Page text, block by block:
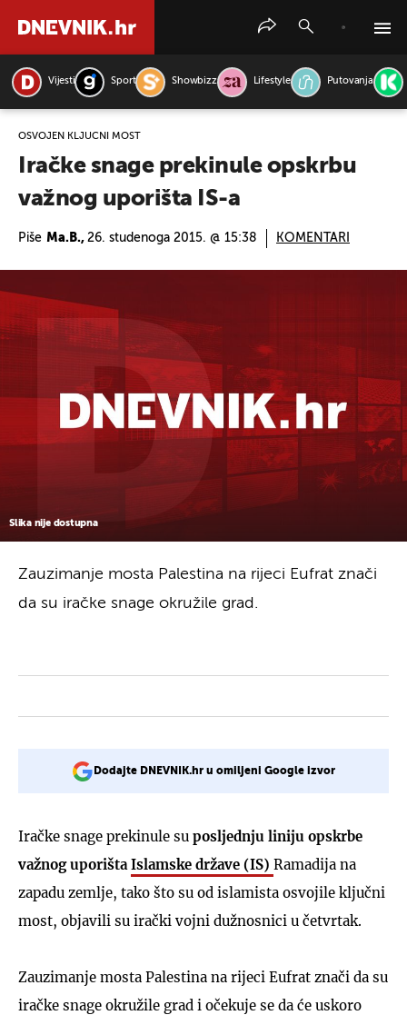
Vijesti Sport Showbizz Lifestyle Putovanja
OSVOJEN KLJUČNI MOST
Iračke snage prekinule opskrbu
važnog uporišta IS-a
Piše Ma.B., 26. studenoga 2015. @ 15:38 KOMENTARI
Slika nije dostupna
Zauzimanje mosta Palestina na rijeci Eufrat znači
da su iračke snage okružile grad.
Dodajte DNEVNIK.hr u omiljeni Google izvor
Iračke snage prekinule su posljednju liniju opskrbe
važnog uporišta Islamske države (IS) Ramadija na
zapadu zemlje, tako što su od islamista osvojile ključni
most, objavili su irački vojni dužnosnici u četvrtak.
Zauzimanje mosta Palestina na rijeci Eufrat znači da su
iračke snage okružile grad i očekuje se da će uskoro
PRETRAŽITE VIJESTI